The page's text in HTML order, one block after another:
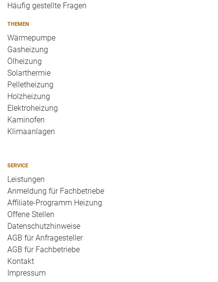
Häufig gestellte Fragen
THEMEN
Wärmepumpe
Gasheizung
Ölheizung
Solarthermie
Pelletheizung
Holzheizung
Elektroheizung
Kaminofen
Klimaanlagen
SERVICE
Leistungen
Anmeldung für Fachbetriebe
Affiliate-Programm Heizung
Offene Stellen
Datenschutzhinweise
AGB für Anfragesteller
AGB für Fachbetriebe
Kontakt
Impressum